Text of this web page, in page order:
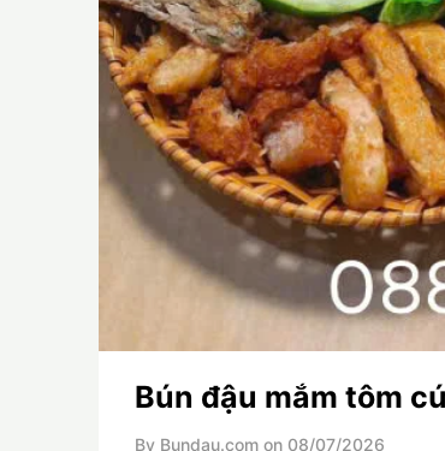
Bún đậu mắm tôm
By Bundau.com on 08/07/2026